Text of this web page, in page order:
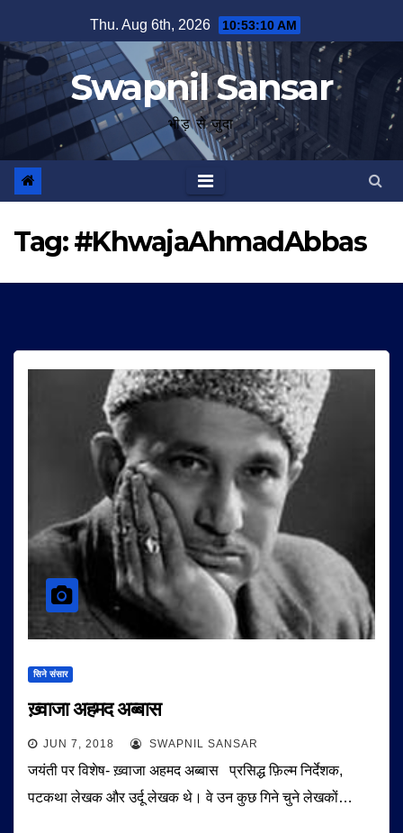
to
content
Thu. Aug 6th, 2026 10:53:11 AM
Swapnil Sansar
भीड़ से जुदा
Tag:#KhwajaAhmadAbbas
सिने संसार
ख़्वाजा अहमद अब्बास
JUN 7, 2018 SWAPNIL SANSAR
जयंती पर विशेष- ख़्वाजा अहमद अब्बास प्रसिद्ध फ़िल्म निर्देशक,
पटकथा लेखक और उर्दू लेखक थे। वे उन कुछ गिने चुने लेखकों…